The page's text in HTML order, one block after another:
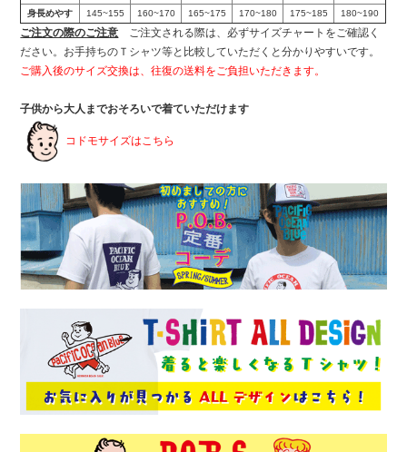
身長めやす
145~155 160~170 165~175 170~180 175~185 180~190
ご注文の際のご注意 ご注文される際は、必ずサイズチャートをご確認く
ださい。お手持ちのＴシャツ等と比較していただくと分かりやすいです。
ご購入後のサイズ交換は、往復の送料をご負担いただきます。
子供から大人までおそろいで着ていただけます
コドモサイズはこちら